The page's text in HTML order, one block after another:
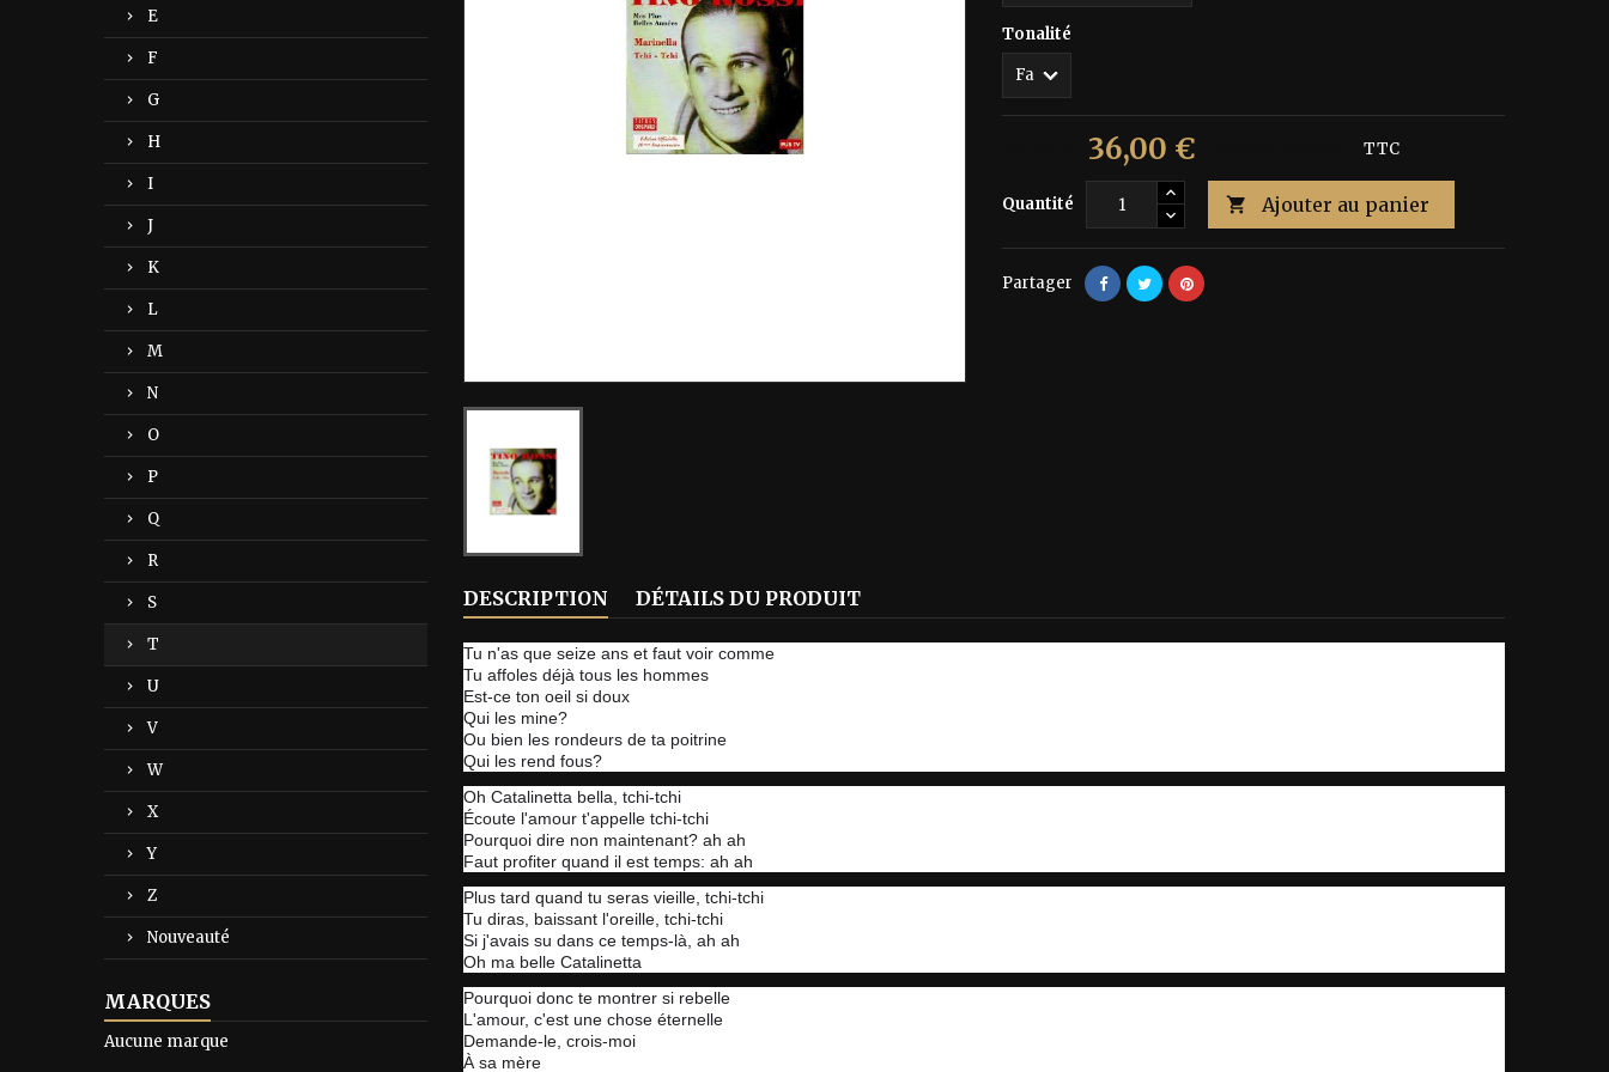
E
F
G
H
I
J
K
L
M
N
O
P
Q
R
S
T
U
V
W
X
Y
Z
Nouveauté
MARQUES
Aucune marque
Tonalité
36,00 € TTC
Quantité  Ajouter au panier
Partager
DESCRIPTION DÉTAILS DU PRODUIT
Tu n'as que seize ans et faut voir comme
Tu affoles déjà tous les hommes
Est-ce ton oeil si doux
Qui les mine?
Ou bien les rondeurs de ta poitrine
Qui les rend fous?
Oh Catalinetta bella, tchi-tchi
Écoute l'amour t'appelle tchi-tchi
Pourquoi dire non maintenant? ah ah
Faut profiter quand il est temps: ah ah
Plus tard quand tu seras vieille, tchi-tchi
Tu diras, baissant l'oreille, tchi-tchi
Si j'avais su dans ce temps-là, ah ah
Oh ma belle Catalinetta
Pourquoi donc te montrer si rebelle
L'amour, c'est une chose éternelle
Demande-le, crois-moi
À sa mère